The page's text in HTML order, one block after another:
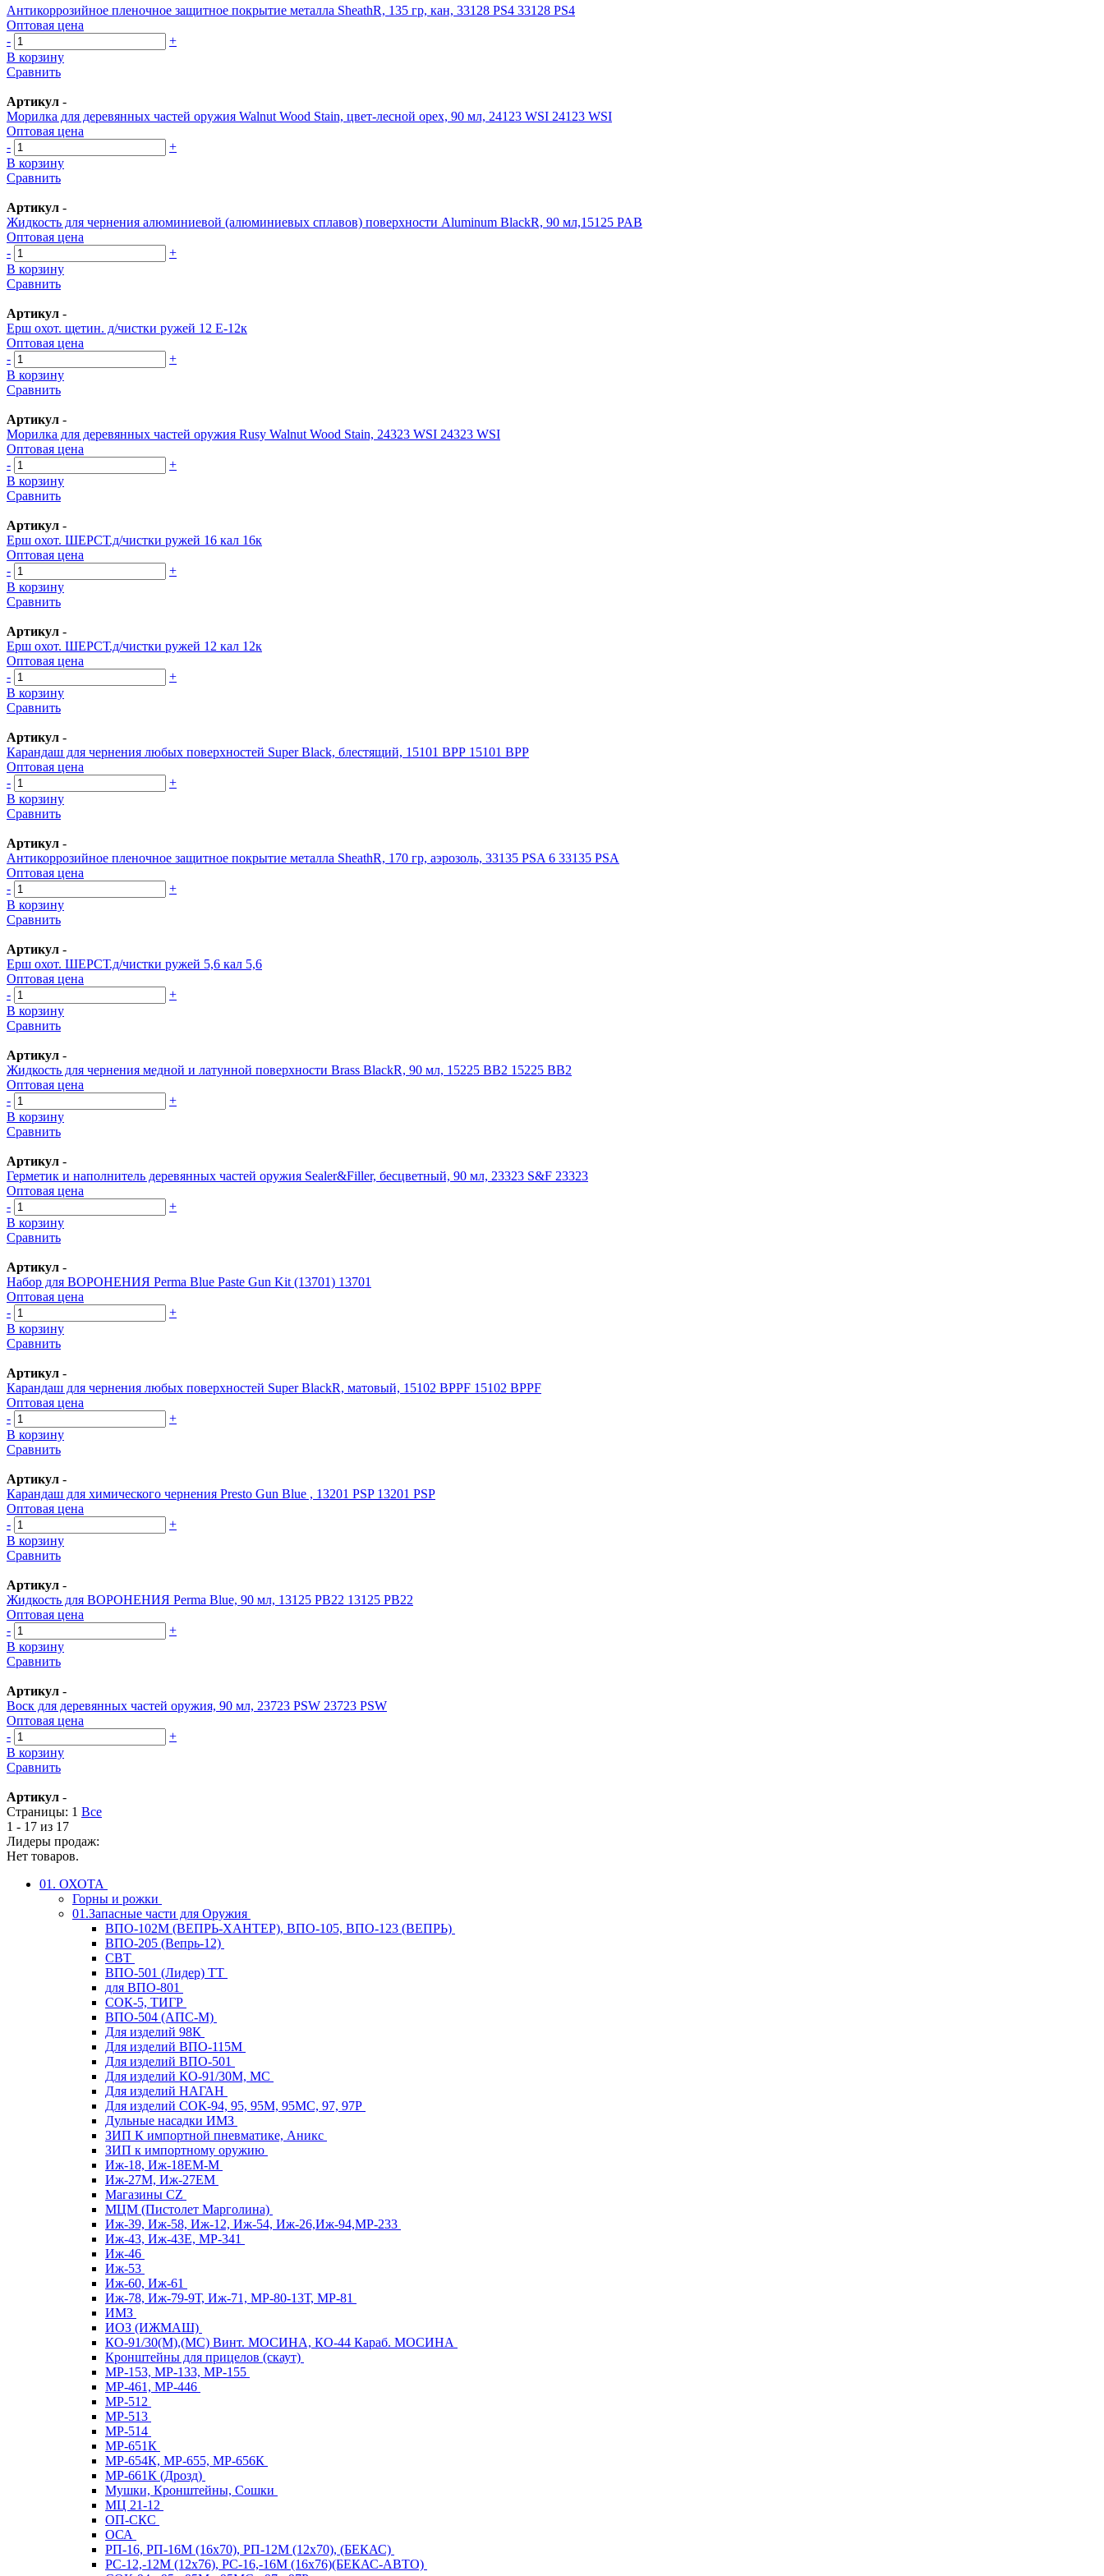
Антикоррозийное пленочное защитное покрытие металла SheathR, 135 гр, кан, 33128 PS4 33128 PS4
Оптовая цена
-
+
В корзину
Сравнить
Артикул -
Морилка для деревянных частей оружия Walnut Wood Stain, цвет-лесной орех, 90 мл, 24123 WSI 24123 WSI
Оптовая цена
-
+
В корзину
Сравнить
Артикул -
Жидкость для чернения алюминиевой (алюминиевых сплавов) поверхности Aluminum BlackR, 90 мл,15125 PAB
Оптовая цена
-
+
В корзину
Сравнить
Артикул -
Ерш охот. щетин. д/чистки ружей 12 Е-12к
Оптовая цена
-
+
В корзину
Сравнить
Артикул -
Морилка для деревянных частей оружия Rusy Walnut Wood Stain, 24323 WSI 24323 WSI
Оптовая цена
-
+
В корзину
Сравнить
Артикул -
Ерш охот. ШЕРСТ.д/чистки ружей 16 кал 16к
Оптовая цена
-
+
В корзину
Сравнить
Артикул -
Ерш охот. ШЕРСТ.д/чистки ружей 12 кал 12к
Оптовая цена
-
+
В корзину
Сравнить
Артикул -
Карандаш для чернения любых поверхностей Super Black, блестящий, 15101 ВРР 15101 ВРР
Оптовая цена
-
+
В корзину
Сравнить
Артикул -
Антикоррозийное пленочное защитное покрытие металла SheathR, 170 гр, аэрозоль, 33135 PSA 6 33135 PSA
Оптовая цена
-
+
В корзину
Сравнить
Артикул -
Ерш охот. ШЕРСТ.д/чистки ружей 5,6 кал 5,6
Оптовая цена
-
+
В корзину
Сравнить
Артикул -
Жидкость для чернения медной и латунной поверхности Brass BlackR, 90 мл, 15225 BB2 15225 BB2
Оптовая цена
-
+
В корзину
Сравнить
Артикул -
Герметик и наполнитель деревянных частей оружия Sealer&Filler, бесцветный, 90 мл, 23323 S&F 23323
Оптовая цена
-
+
В корзину
Сравнить
Артикул -
Набор для ВОРОНЕНИЯ Perma Blue Paste Gun Kit (13701) 13701
Оптовая цена
-
+
В корзину
Сравнить
Артикул -
Карандаш для чернения любых поверхностей Super BlackR, матовый, 15102 BPPF 15102 BPPF
Оптовая цена
-
+
В корзину
Сравнить
Артикул -
Карандаш для химического чернения Presto Gun Blue , 13201 PSP 13201 PSP
Оптовая цена
-
+
В корзину
Сравнить
Артикул -
Жидкость для ВОРОНЕНИЯ Perma Blue, 90 мл, 13125 PB22 13125 PB22
Оптовая цена
-
+
В корзину
Сравнить
Артикул -
Воск для деревянных частей оружия, 90 мл, 23723 PSW 23723 PSW
Оптовая цена
-
+
В корзину
Сравнить
Артикул -
Страницы: 1 Все
1 - 17 из 17
Лидеры продаж:
Нет товаров.
01. ОХОТА
Горны и рожки
01.Запасные части для Оружия
ВПО-102М (ВЕПРЬ-ХАНТЕР), ВПО-105, ВПО-123 (ВЕПРЬ)
ВПО-205 (Вепрь-12)
СВТ
ВПО-501 (Лидер) ТТ
для ВПО-801
СОК-5, ТИГР
ВПО-504 (АПС-М)
Для изделий 98К
Для изделий ВПО-115М
Для изделий ВПО-501
Для изделий КО-91/30М, МС
Для изделий НАГАН
Для изделий СОК-94, 95, 95М, 95МС, 97, 97Р
Дульные насадки ИМЗ
ЗИП К импортной пневматике, Аникс
ЗИП к импортному оружию
Иж-18, Иж-18ЕМ-М
Иж-27М, Иж-27ЕМ
Магазины CZ
МЦМ (Пистолет Марголина)
Иж-39, Иж-58, Иж-12, Иж-54, Иж-26,Иж-94,МР-233
Иж-43, Иж-43Е, МР-341
Иж-46
Иж-53
Иж-60, Иж-61
Иж-78, Иж-79-9Т, Иж-71, МР-80-13Т, МР-81
ИМЗ
ИОЗ (ИЖМАШ)
КО-91/30(М),(МС) Винт. МОСИНА, КО-44 Караб. МОСИНА
Кронштейны для прицелов (скаут)
МР-153, МР-133, МР-155
МР-461, МР-446
МР-512
МР-513
МР-514
МР-651К
МР-654К, МР-655, МР-656К
МР-661К (Дрозд)
Мушки, Кронштейны, Сошки
МЦ 21-12
ОП-СКС
ОСА
РП-16, РП-16М (16х70), РП-12М (12х70), (БЕКАС)
РС-12,-12М (12х76), РС-16,-16М (16х76)(БЕКАС-АВТО)